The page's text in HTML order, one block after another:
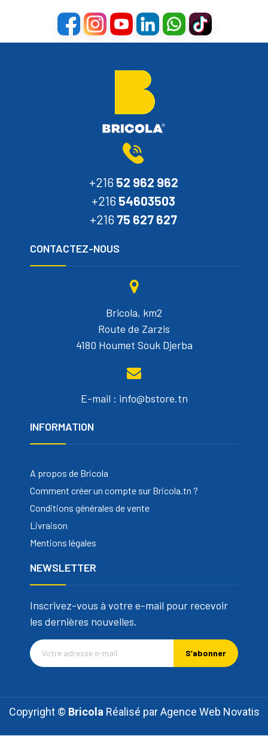
+216 52 962 962
+216 54603503
+216 75 627 627
CONTACTEZ-NOUS
Bricola, km2
Route de Zarzis
4180 Houmet Souk Djerba
E-mail : info@bstore.tn
INFORMATION
A propos de Bricola
Comment créer un compte sur Bricola.tn ?
Conditions générales de vente
Livraison
Mentions légales
NEWSLETTER
Inscrivez-vous à votre e-mail pour recevoir
les dernières nouvelles.
S’abonner
Copyright © Bricola Réalisé parAgence Web Novatis